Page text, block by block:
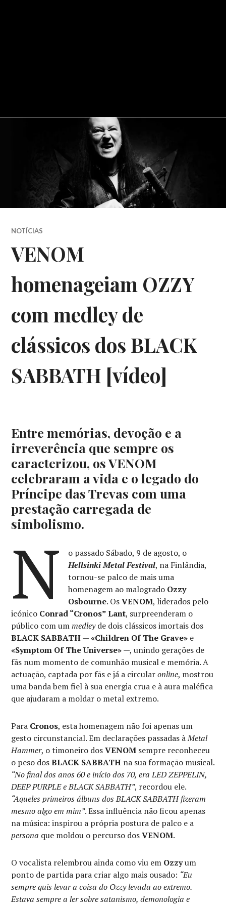
NOTÍCIAS
VENOM
homenageiam OZZY
com medley de
clássicos dos BLACK
SABBATH [vídeo]
Entre memórias, devoção e a
irreverência que sempre os
caracterizou, os VENOM
celebraram a vida e o legado do
Príncipe das Trevas com uma
prestação carregada de
simbolismo.
N
o passado Sábado, 9 de agosto, o
Hellsinki Metal Festival, na Finlândia,
tornou-se palco de mais uma
homenagem ao malogrado Ozzy
Osbourne. OsVENOM, liderados pelo
icónico Conrad “Cronos” Lant, surpreenderam o
público com ummedleyde dois clássicos imortais dos
BLACK SABBATH—«Children Of The Grave» e
«Symptom Of The Universe»—, unindo gerações de
fãs num momento de comunhão musical e memória. A
actuação, captada por fãs e já a circularonline, mostrou
uma banda bem fiel à sua energia crua e à aura maléfica
que ajudaram a moldar o metal extremo.
Para Cronos, esta homenagem não foi apenas um
gesto circunstancial. Em declarações passadas àMetal
Hammer, o timoneiro dosVENOM sempre reconheceu
o peso dosBLACK SABBATH na sua formação musical.
“No final dos anos 60 e início dos 70, era LED ZEPPELIN,
DEEP PURPLE e BLACK SABBATH”, recordou ele.
“Aqueles primeiros álbuns dos BLACK SABBATH fizeram
mesmo algo em mim”. Essa influência não ficou apenas
na música: inspirou a própria postura de palco e a
persona que moldou o percurso dosVENOM.
O vocalista relembrou ainda como viu em Ozzyum
ponto de partida para criar algo mais ousado: “Eu
sempre quis levar a coisa do Ozzy levada ao extremo.
Estava sempre a ler sobre satanismo, demonologia e